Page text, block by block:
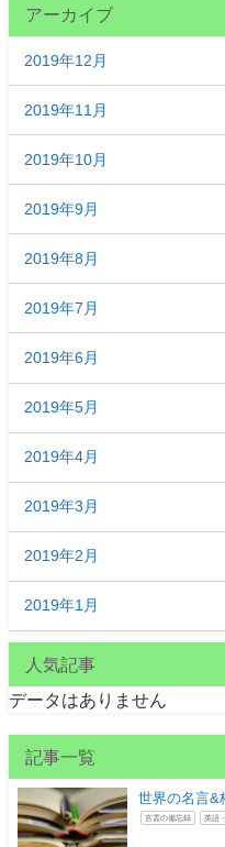
アーカイブ
2019年12月
2019年11月
2019年10月
2019年9月
2019年8月
2019年7月
2019年6月
2019年5月
2019年4月
2019年3月
2019年2月
2019年1月
人気記事
データはありません
記事一覧
世界の名言&
言霊の備忘録 英語